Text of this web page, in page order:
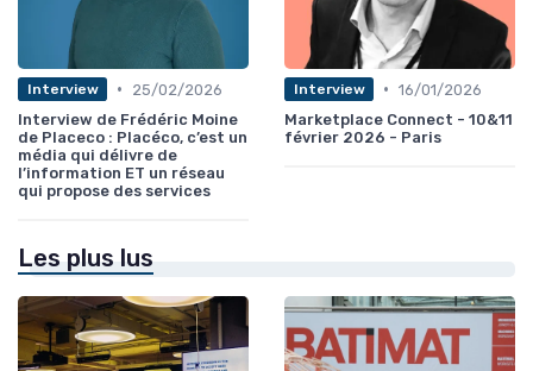
Interview •
25/02/2026
Interview de Frédéric Moine
de Placeco : Placéco, c’est un
média qui délivre de
l’information ET un réseau
qui propose des services
Interview • 16/01/2026
Marketplace Connect - 10&11
février 2026 - Paris
Les plus lus